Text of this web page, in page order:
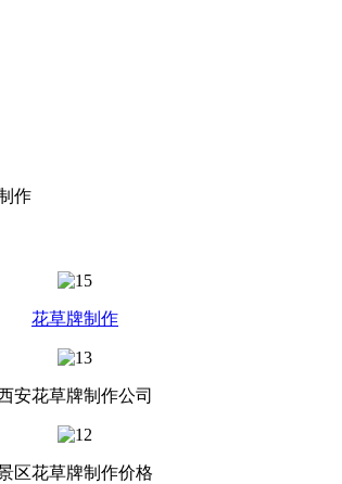
作
花草牌制作
安花草牌制作公司
区花草牌制作价格